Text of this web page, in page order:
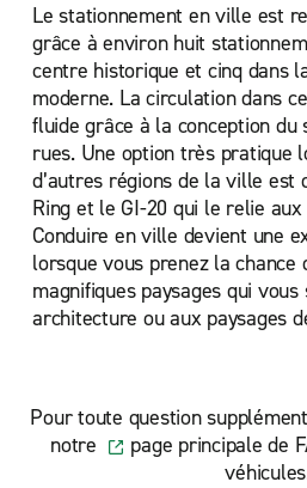
Le stationnement en ville est
grâce à environ huit
centre historique et cinq dans
moderne. La circulation dans
fluide grâce à la conception
rues. Une option très pratique
d’autres régions de la ville est
Ring et le GI-20 qui le relie
Conduire en ville devient une
lorsque vous prenez la chance
magnifiques paysages qui
architecture ou aux paysages
Pour toute question
notre
page principale de